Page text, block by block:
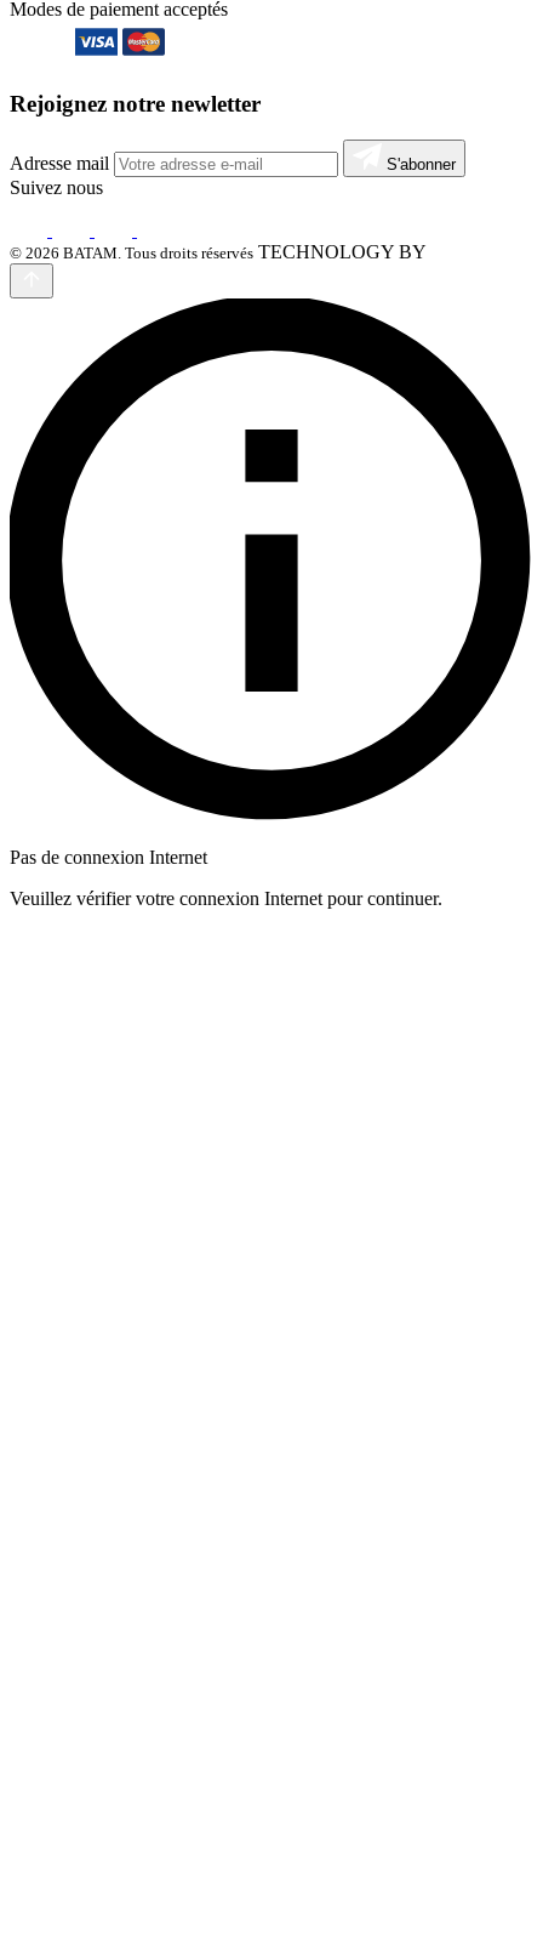
Modes de paiement acceptés
Rejoignez notre newletter
Adresse mail S'abonner
Suivez nous
© 2026 BATAM. Tous droits réservés TECHNOLOGY BY
Pas de connexion Internet
Veuillez vérifier votre connexion Internet pour continuer.